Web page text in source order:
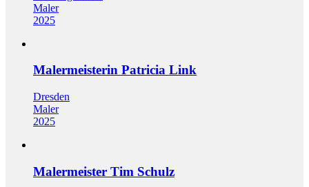
Maler
2025
Malermeisterin Patricia Link
Dresden
Maler
2025
Malermeister Tim Schulz